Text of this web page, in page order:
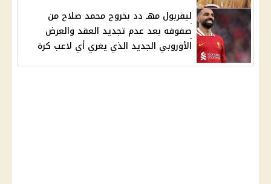
ليفربول مهـ دد بخروج محمد صلاح من
صفوفه بعد عدم تجديد العقد والعرض
الأوروبي الجديد الذي يغري أي لاعب كرة